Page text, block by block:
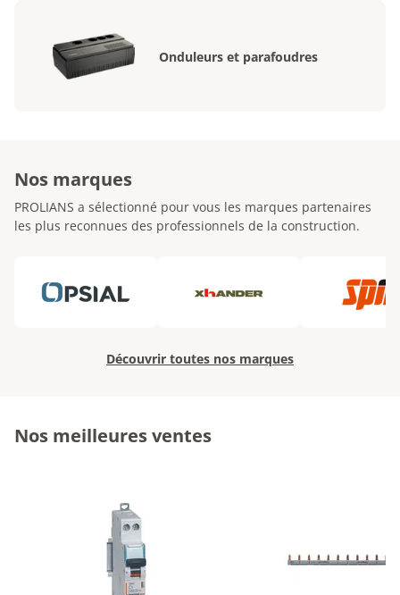
Onduleurs et parafoudres
Nos marques
PROLIANS a sélectionné pour vous les marques partenaires
les plus reconnues des professionnels de la construction.
Découvrir toutes nos marques
Nos meilleures ventes